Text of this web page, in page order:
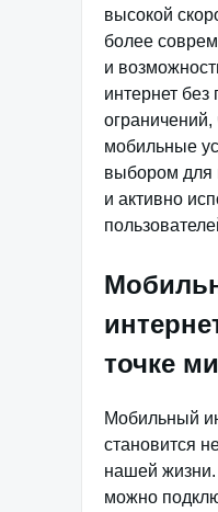
высокой
более
и
интернет без
ограничений,
мобильные
выбором для
и активно
точке
Мобильный
становится
нашей
можно